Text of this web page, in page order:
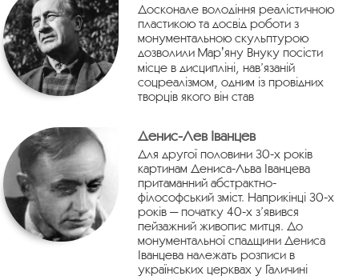
Досконале володіння реалістичною
пластикою та досвід роботи з
монументальною скульптурою
дозволили Марʼяну Внуку посісти
місце в дисципліні, нав’язаній
соцреалізмом, одним із провідних
творців якого він став
Денис-Лев Іванцев
Для другої половини 30-х років
картинам Дениса-Льва Іванцева
притаманний абстрактно-
філософський зміст. Наприкінці 30-х
років — початку 40-х з’явився
пейзажний живопис митця. До
монументальної спадщини Дениса
Іванцева належать розписи в
українських церквах у Галичині